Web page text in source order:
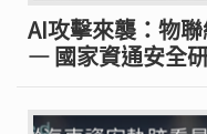
AI攻擊來襲：物
— 國家資通安全